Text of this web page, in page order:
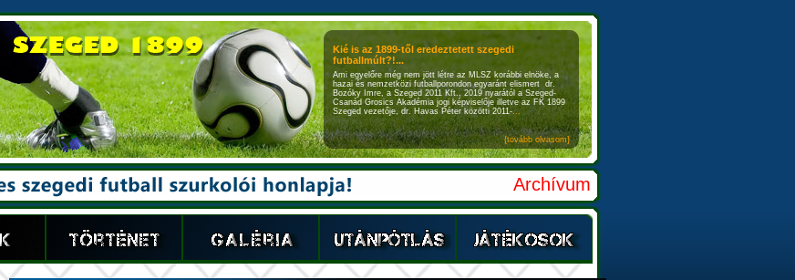
Kié is az 1899-től eredeztetett szegedi
futballmúlt?!...
Ami egyelőre még nem jött létre az MLSZ korábbi elnöke, a
hazai és nemzetközi futballporondon egyaránt elismert dr.
Bozóky Imre, a Szeged 2011 Kft., 2019 nyarától a Szeged-
Csanád Grosics Akadémia jogi képviselője illetve az FK 1899
Szeged vezetője, dr. Havas Péter közötti 2011-...
{tovább olvasom}
Archívum